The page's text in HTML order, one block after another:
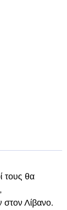
τους θα
στον Λίβανο.